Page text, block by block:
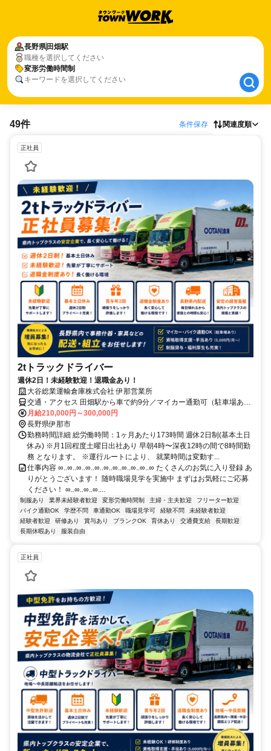
長野県 田畑駅
職種を選択してください
変形労働時間制
キーワードを選択してください
長野県 田畑駅
変形労働時間制
49件 条件保存 関連度順
正社員
2tトラックドライバー
週休2日！未経験歓迎！退職金あり！
大谷総業運輸倉庫株式会社 伊那営業所
交通・アクセス 田畑駅から車で約9分／マイカー通勤可（駐車場あ
り）
月給210,000円～300,000円
長野県伊那市
勤務時間詳細 総労働時間：1ヶ月あたり173時間 週休2日制(基本土日
休み) ※月1回程度土曜日出社あり 早朝4時〜深夜12時の間で8時間勤
務 となります。 ※運行ルートにより、 就業時間は変動す...
仕事内容 ∞..∞..∞..∞..∞..∞..∞..∞..∞..∞..∞ たくさんのお気に入り登録 あ
りがとうございます！ 随時職場見学を実施中 まずはお気軽にご応募
ください！ ∞..∞..∞..∞....
制服あり 業界未経験者歓迎 変形労働時間制 主婦・主夫歓迎
フリーター歓迎
バイク通勤OK
学歴不問 車通勤OK 職場見学可 経験不問
未経験者歓迎
経験者歓迎
研修あり 賞与あり ブランクOK 育休あり 交通費支給
長期歓迎
長期休暇あり
服装自由
正社員